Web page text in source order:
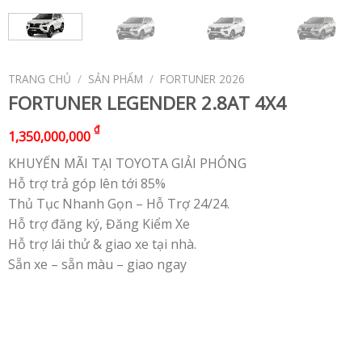
TRANG CHỦ / SẢN PHẨM / FORTUNER 2026
FORTUNER LEGENDER 2.8AT 4X4
1,350,000,000 ₫
KHUYẾN MÃI TẠI TOYOTA GIẢI PHÓNG
Hỗ trợ trả góp lên tới 85%
Thủ Tục Nhanh Gọn – Hỗ Trợ 24/24.
Hỗ trợ đăng ký, Đăng Kiểm Xe
Hỗ trợ lái thử & giao xe tại nhà.
Sẵn xe – sẵn màu – giao ngay